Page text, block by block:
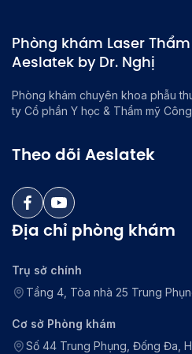
Phòng khám Laser
Aeslatek by Dr. Nghị
Phòng khám chuyên khoa phẫu
ty Cổ phần Y học & Thẩm mỹ
Theo dõi Aeslatek
Địa chỉ phòng khám
Trụ sở chính
Tầng 4, Tòa nhà 25 Trung
Cơ sở Phòng khám
Số 44 Trung Phụng, Đống Đa,